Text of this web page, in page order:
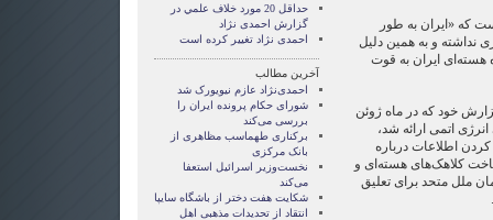
که «ایران به طور
نداشته و به همین دلیل
ایران به قوت
خود که در ماه ژوئن
اتمی ارائه شد،
کردن اطلاعات درباره
کلاهک‌های هسته‌ای و
ملل متحد برای تعلیق
حداقل 20 مورد خلاف علمي در
گزارش احمدی نژاد
احمدی نژاد تغییر کرده است
آخرین مطالب
احمدی‌نژاد عازم نیویورک شد
شورای حکام پرونده ایران را
بررسی می‌کند
برکناری طهماسب مظاهری از
بانک مرکزی
نخست‌وزیر اسرائیل استعفا
می‌کند
شکایت هفت دختر از باشگاه سایپا
انتقاد از تحدیدات مذهبی اهل